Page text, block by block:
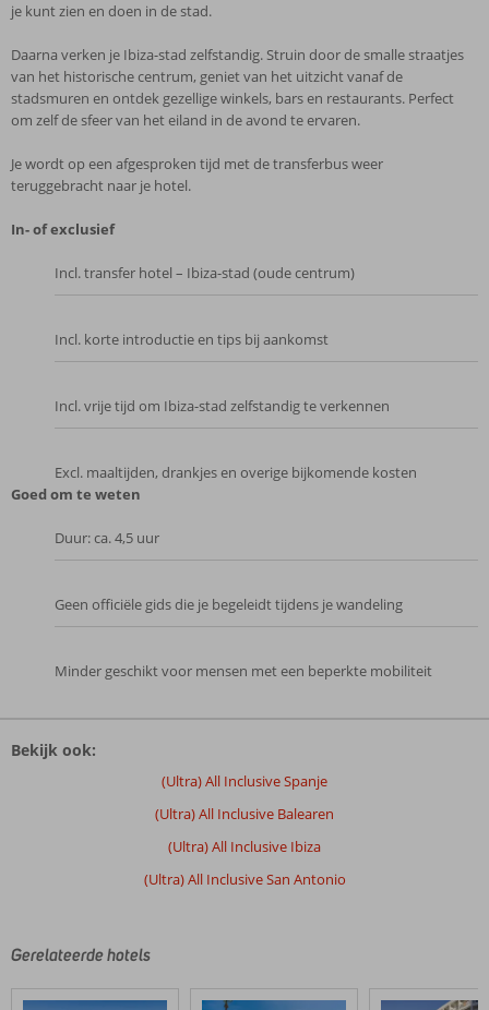
je kunt zien en doen in de stad.
Daarna verken je Ibiza-stad zelfstandig. Struin door de smalle straatjes
van het historische centrum, geniet van het uitzicht vanaf de
stadsmuren en ontdek gezellige winkels, bars en restaurants. Perfect
om zelf de sfeer van het eiland in de avond te ervaren.
Je wordt op een afgesproken tijd met de transferbus weer
teruggebracht naar je hotel.
In- of exclusief
Incl. transfer hotel – Ibiza-stad (oude centrum)
Incl. korte introductie en tips bij aankomst
Incl. vrije tijd om Ibiza-stad zelfstandig te verkennen
Excl. maaltijden, drankjes en overige bijkomende kosten
Goed om te weten
Duur: ca. 4,5 uur
Geen officiële gids die je begeleidt tijdens je wandeling
Minder geschikt voor mensen met een beperkte mobiliteit
zijn
Vibra
Remo
Bekijk ook:
(Ultra) All Inclusive Spanje
(Ultra) All Inclusive Balearen
(Ultra) All Inclusive Ibiza
(Ultra) All Inclusive San Antonio
Gerelateerde hotels